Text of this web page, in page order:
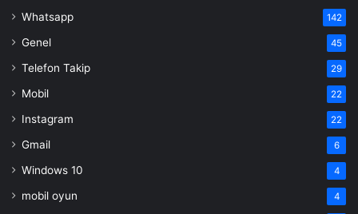
Whatsapp 142
Genel 45
Telefon Takip 29
Mobil 22
Instagram 22
Gmail 6
Windows 10 4
mobil oyun 4